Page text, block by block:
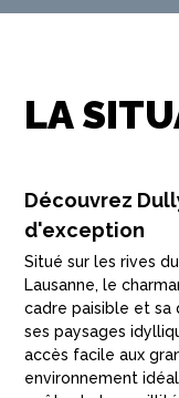
LA
Découvrez
d'exception
Situé sur les rives
Lausanne, le
cadre paisible et sa
ses paysages
accès facile aux
environnement